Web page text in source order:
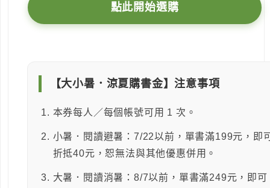
點此開始選購
【大小暑．涼夏購書金】注意事項
本券每人／每個帳號可用 1 次。
小暑．閱讀避暑：7/22以前，單書滿199元，即
折抵40元，恕無法與其他優惠併用。
大暑．閱讀消暑：8/7以前，單書滿249元，即可